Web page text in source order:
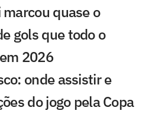
quase o
gols que todo o
2026
onde assistir e
do jogo pela Copa